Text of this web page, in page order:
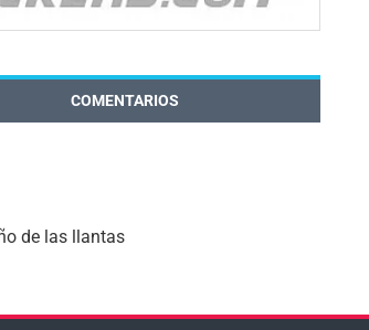
COMENTARIOS
de las llantas